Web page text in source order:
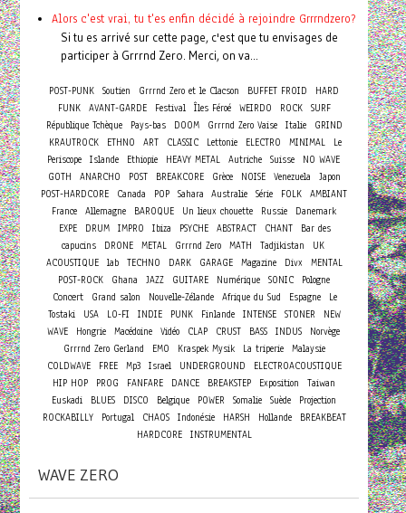
Alors c'est vrai, tu t'es enfin décidé à rejoindre Grrrndzero?
Si tu es arrivé sur cette page, c'est que tu envisages de
participer à Grrrnd Zero. Merci, on va...
POST-PUNK Soutien Grrrnd Zero et le Clacson BUFFET FROID
HARD
FUNK
AVANT-GARDE Festival Îles Féroé WEIRDO ROCK
SURF
République Tchèque
Pays-bas DOOM Grrrnd Zero Vaise Italie
GRIND
KRAUTROCK
ETHNO ART CLASSIC Lettonie ELECTRO MINIMAL
Le
Periscope
Islande Ethiopie HEAVY METAL Autriche Suisse
NO WAVE
GOTH
ANARCHO POST BREAKCORE Grèce NOISE Venezuela
Japon
POST-HARDCORE
Canada POP Sahara Australie Série FOLK AMBIANT
France Allemagne BAROQUE Un lieux chouette Russie
Danemark
EXPE
DRUM IMPRO Ibiza PSYCHE ABSTRACT CHANT
Bar des
capucins
DRONE METAL Grrrnd Zero MATH Tadjikistan
UK
ACOUSTIQUE
lab TECHNO DARK GARAGE Magazine Divx
MENTAL
POST-ROCK
Ghana JAZZ GUITARE Numérique SONIC Pologne
Concert Grand salon Nouvelle-Zélande Afrique du Sud Espagne
Le
Tostaki
USA LO-FI INDIE PUNK Finlande INTENSE STONER
NEW
WAVE
Hongrie Macédoine Vidéo CLAP CRUST BASS INDUS
Norvège
Grrrnd Zero Gerland
EMO Kraspek Mysik La triperie
Malaysie
COLDWAVE
FREE Mp3 Israel UNDERGROUND
ELECTROACOUSTIQUE
HIP HOP
PROG FANFARE DANCE BREAKSTEP Exposition
Taiwan
Euskadi
BLUES DISCO Belgique POWER Somalie Suède
Projection
ROCKABILLY
Portugal CHAOS Indonésie HARSH Hollande
BREAKBEAT
HARDCORE
INSTRUMENTAL
WAVE ZERO